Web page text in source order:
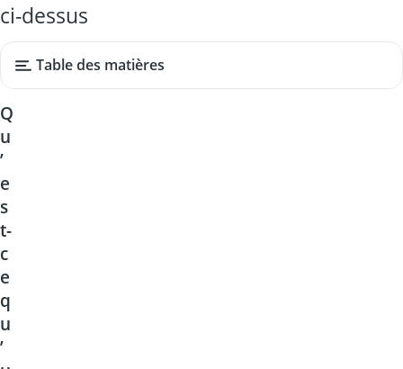
ci-dessus
Table des matières
Q
u
’
e
s
t-
c
e
q
u
’